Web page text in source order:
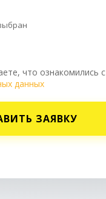
что ознакомились с
данных
ЗАЯВКУ